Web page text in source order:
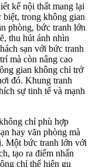
kế nội thất mang lại
trong không gian
phòng, bức tranh lớn
thu hút ánh nhìn
sạn với bức tranh
mà còn nâng cao
gian không chỉ trở
đó. Khung tranh
sự tinh tế và mạnh
chỉ phù hợp
hay văn phòng mà
Một bức tranh lớn với
tạo ra điểm nhấn
chỉ thể hiện gu